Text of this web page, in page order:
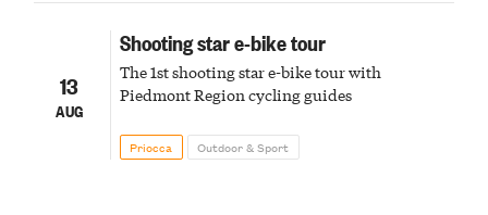
13
AUG
Shooting star e-bike tour
The 1st shooting star e-bike tour with
Piedmont Region cycling guides
Priocca Outdoor & Sport